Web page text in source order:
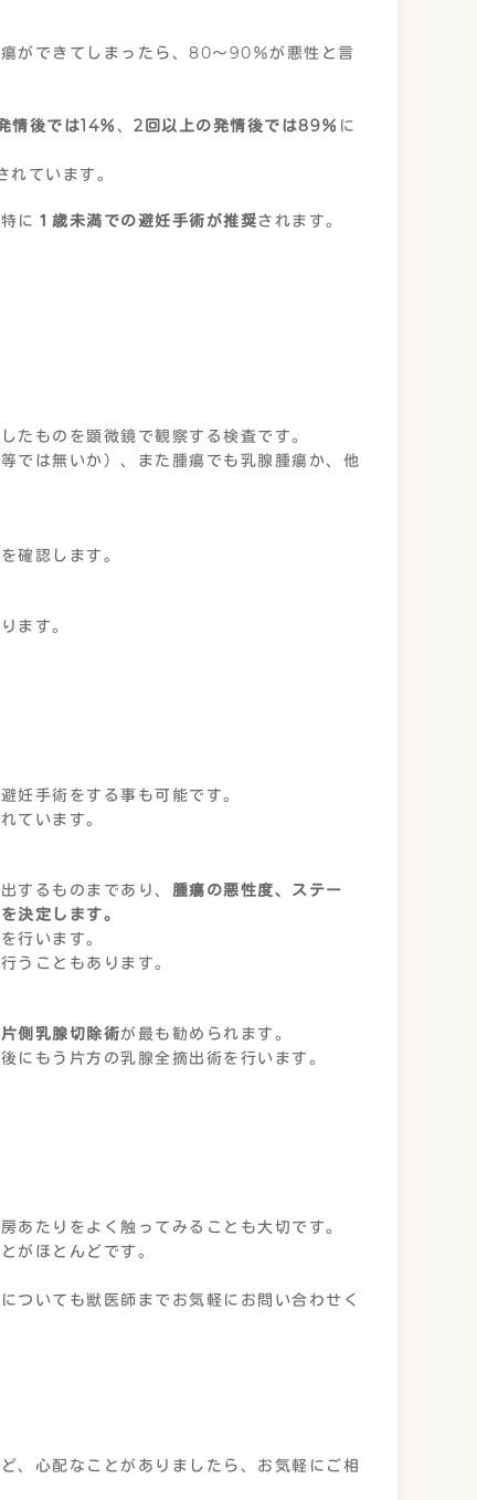
ができてしまったら、80～90％が悪性と言
情後では14％、 2回以上の発情後では89％ に
れています。
に １歳未満での避妊手術が推奨されます。
たものを顕微鏡で観察する検査です。
では無いか）、また腫瘍でも乳腺腫瘍か、他
確認します。
ます。
妊手術をする事も可能です。
ています。
するものまであり、 腫瘍の悪性度、ステー
決定します。
行います。
うこともあります。
片側乳腺切除術が最も勧められます。
にもう片方の乳腺全摘出術を行います。
あたりをよく触ってみることも大切です。
がほとんどです。
ついても獣医師までお気軽にお問い合わせく
、心配なことがありましたら、お気軽にご相